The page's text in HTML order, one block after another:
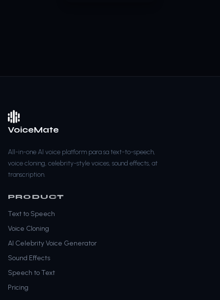
VoiceMate
All-in-one AI voice platform para sa text-to-speech,
voice cloning, celebrity-style voices, sound effects, at
transcription.
PRODUCT
Text to Speech
Voice Cloning
AI Celebrity Voice Generator
Sound Effects
Speech to Text
Pricing